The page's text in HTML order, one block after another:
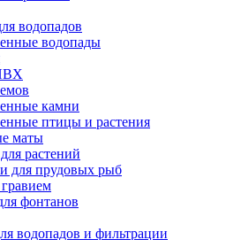
водопадов
водопады
камни
птицы и растения
маты
растений
для прудовых рыб
фонтанов
водопадов и фильтрации